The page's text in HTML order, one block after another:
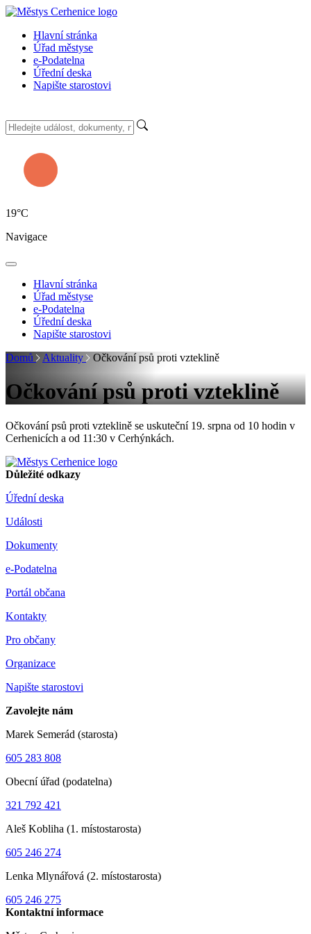
Hlavní stránka
Úřad městyse
e-Podatelna
Úřední deska
Napište starostovi
19°C
Navigace
Hlavní stránka
Úřad městyse
e-Podatelna
Úřední deska
Napište starostovi
Domů
Aktuality Očkování psů proti vzteklině
Očkování psů proti vzteklině
Očkování psů proti vzteklině se uskuteční 19. srpna od 10 hodin v
Cerhenicích a od 11:30 v Cerhýnkách.
Důležité odkazy
Úřední deska
Události
Dokumenty
e-Podatelna
Portál občana
Kontakty
Pro občany
Organizace
Napište starostovi
Zavolejte nám
Marek Semerád (starosta)
605 283 808
Obecní úřad (podatelna)
321 792 421
Aleš Kobliha (1. místostarosta)
605 246 274
Lenka Mlynářová (2. místostarosta)
605 246 275
Kontaktní informace